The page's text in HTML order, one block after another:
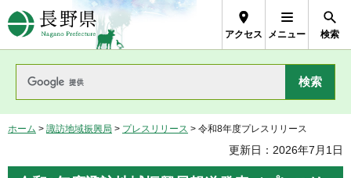
長野県Nagano Prefecture
アクセス メニュー 検索
ホーム > 諏訪地域振興局 > プレスリリース > 令和8年度プレスリリース
更新日：2026年7月1日